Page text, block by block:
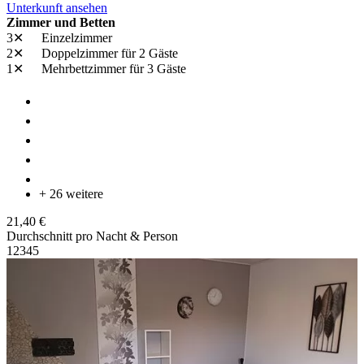
Unterkunft ansehen
Zimmer und Betten
3✕
Einzelzimmer
2✕
Doppelzimmerfür 2 Gäste
1✕
Mehrbettzimmerfür 3 Gäste
+ 26 weitere
21,40 €
Durchschnitt pro Nacht & Person
1 2345